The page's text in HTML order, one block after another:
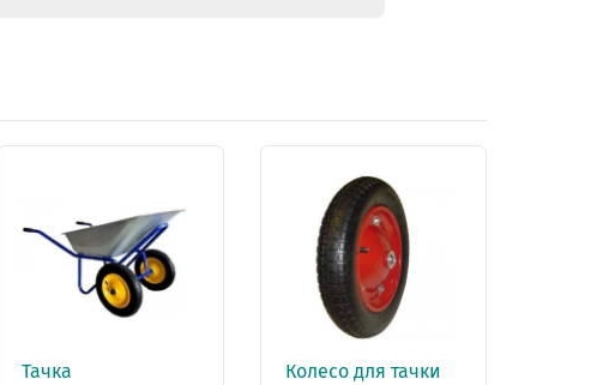
Тачка
Колесо для тачки